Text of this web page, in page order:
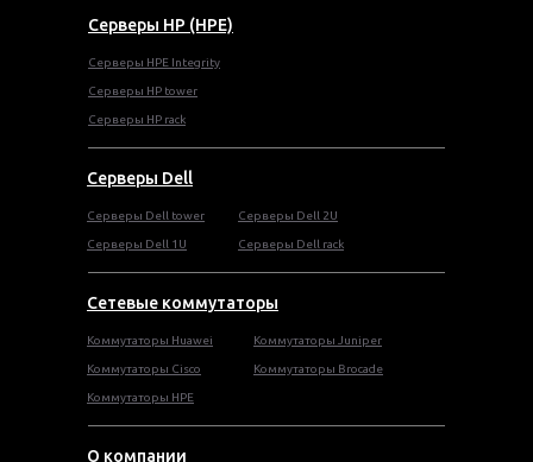
О компании
Серверы HP (HPE)
Серверы Dell
Сетевые коммутаторы
Серверы HPE Integrity
Cерверы HP tower
Cерверы HP rack
Cерверы Dell tower
Серверы Dell 1U
Серверы Dell 2U
Серверы Dell rack
Коммутаторы Huawei
Коммутаторы Cisco
Коммутаторы HPE
Коммутаторы Juniper
Коммутаторы Brocade